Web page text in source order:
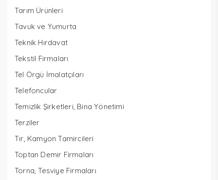
Tarım Ürünleri
Tavuk ve Yumurta
Teknik Hırdavat
Tekstil Firmaları
Tel Örgü İmalatçıları
Telefoncular
Temizlik Şirketleri, Bina Yönetimi
Terziler
Tır, Kamyon Tamircileri
Toptan Demir Firmaları
Torna, Tesviye Firmaları